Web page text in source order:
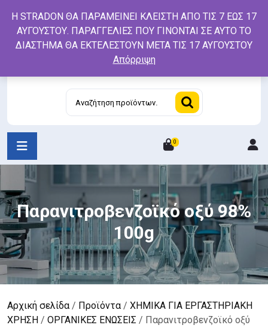
content
Αναζήτηση
0
Παρανιτροβενζοϊκό οξύ 98%
100g
Αρχική σελίδα/ Προϊόντα/ ΧΗΜΙΚΑ ΓΙΑ ΕΡΓΑΣΤΗΡΙΑΚΗ
ΧΡΗΣΗ / ΟΡΓΑΝΙΚΕΣ ΕΝΩΣΕΙΣ / Παρανιτροβενζοϊκό οξύ
Η STRADON ΘΑ ΠΑΡΑΜΕΙΝΕΙ ΚΛΕΙΣΤΗ ΑΠΟ ΤΙΣ 7 ΕΩΣ 17
ΑΥΓΟΥΣΤΟΥ. ΠΑΡΑΓΓΕΛΙΕΣ ΠΟΥ ΓΙΝΟΝΤΑΙ ΣΕ ΑΥΤΟ ΤΟ
ΔΙΑΣΤΗΜΑ ΘΑ ΕΚΤΕΛΕΣΤΟΥΝ ΜΕΤΑ ΤΙΣ 17 ΑΥΓΟΥΣΤΟΥ
Απόρριψη